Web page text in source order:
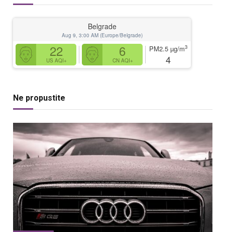
Belgrade
Aug 9, 3:00 AM (Europe/Belgrade)
22
US AQI+
6
CN AQI+
PM2.5 µg/m3
4
Ne propustite